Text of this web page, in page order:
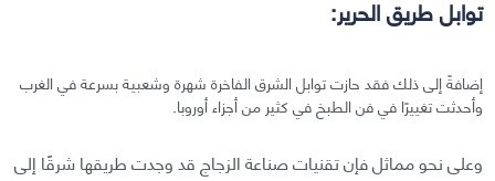
توابل طريق الحرير:
إضافةً إلى ذلك فقد حازت توابل الشرق الفاخرة شهرة وشعبية بسرعة في الغرب
وأحدثت تغييرًا في فن الطبخ في كثير من أجزاء أوروبا.
وعلى نحو مماثل فإن تقنيات صناعة الزجاج قد وجدت طريقها شرقًا إلى